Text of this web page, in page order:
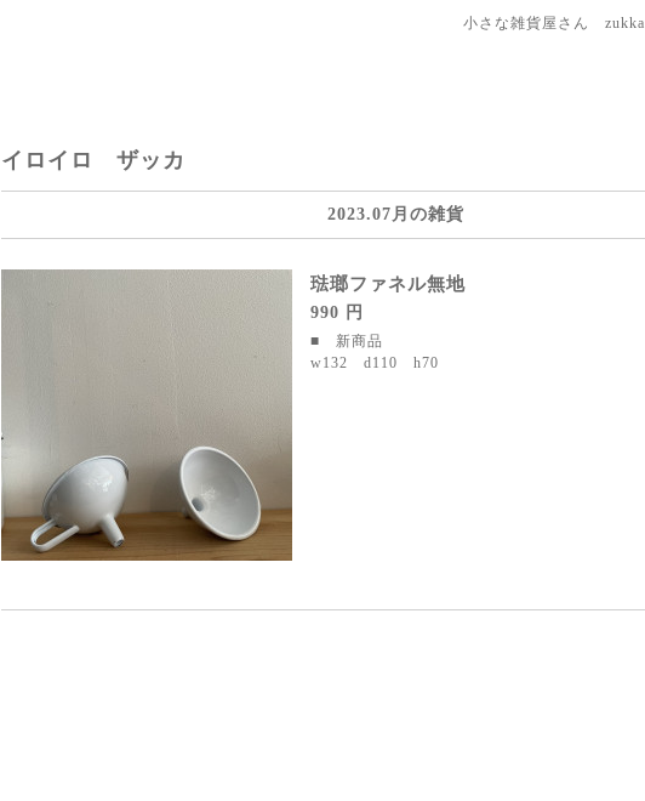
小さな雑貨屋さん zukka
イロイロ ザッカ
2023.07月の雑貨
琺瑯ファネル無地
990 円
■ 新商品
w132 d110 h70